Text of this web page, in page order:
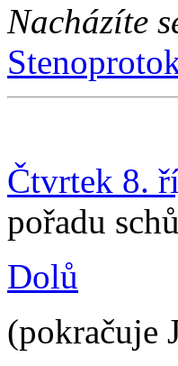
Nacházíte
Čtvrtek 8.
pořadu
Dolů
(pokračuje